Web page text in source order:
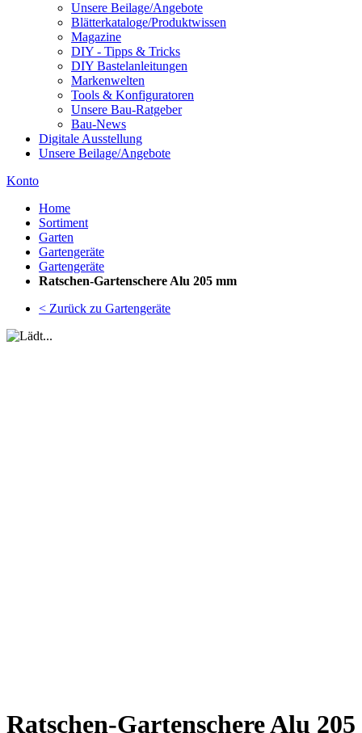
Unsere Beilage/Angebote
Blätterkataloge/Produktwissen
Magazine
DIY - Tipps & Tricks
DIY Bastelanleitungen
Markenwelten
Tools & Konfiguratoren
Unsere Bau-Ratgeber
Bau-News
Digitale Ausstellung
Unsere Beilage/Angebote
Konto
Home
Sortiment
Garten
Gartengeräte
Gartengeräte
Ratschen-Gartenschere Alu 205 mm
< Zurück zu Gartengeräte
Ratschen-Gartenschere Alu 205